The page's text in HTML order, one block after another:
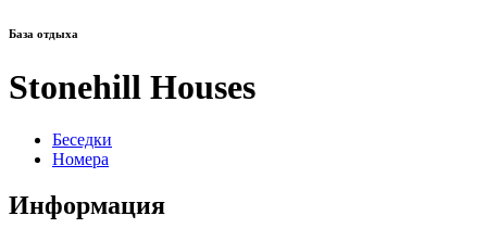
База отдыха
Stonehill Houses
Беседки
Номера
Информация